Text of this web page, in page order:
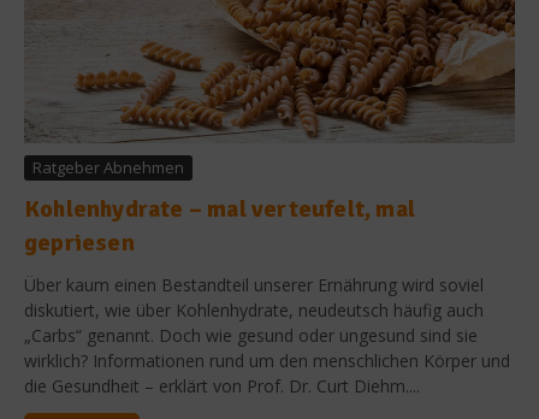
Ratgeber Abnehmen
Kohlenhydrate – mal verteufelt, mal
gepriesen
Über kaum einen Bestandteil unserer Ernährung wird soviel
diskutiert, wie über Kohlenhydrate, neudeutsch häufig auch
„Carbs“ genannt. Doch wie gesund oder ungesund sind sie
wirklich? Informationen rund um den menschlichen Körper und
die Gesundheit – erklärt von Prof. Dr. Curt Diehm....